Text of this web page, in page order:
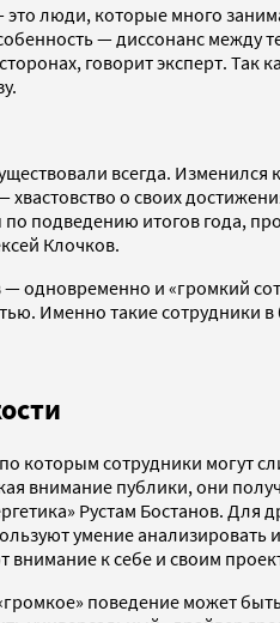
это люди, которые много
— диссонанс между
говорит эксперт.
всегда.
хвастовство о своих
подведению итогов года,
Клочков.
одновременно и «громкий
Именно такие сотрудники
которым сотрудники могут
внимание публики, они
Рустам Бостанов. Для
умение
внимание к себе и своим
поведение может